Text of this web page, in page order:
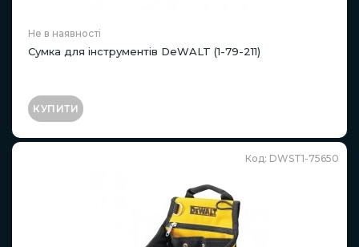
Не в наявності
Сумка для інструментів DeWALT (1-79-211)
КУПИТИ
Код: DWST1-75650